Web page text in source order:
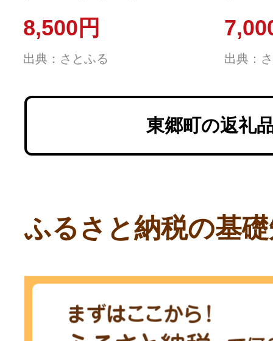
グアーム 吸盤
8,500円
出典：さとふる
盤
出典：
東郷町の返礼
ふるさと納税の基